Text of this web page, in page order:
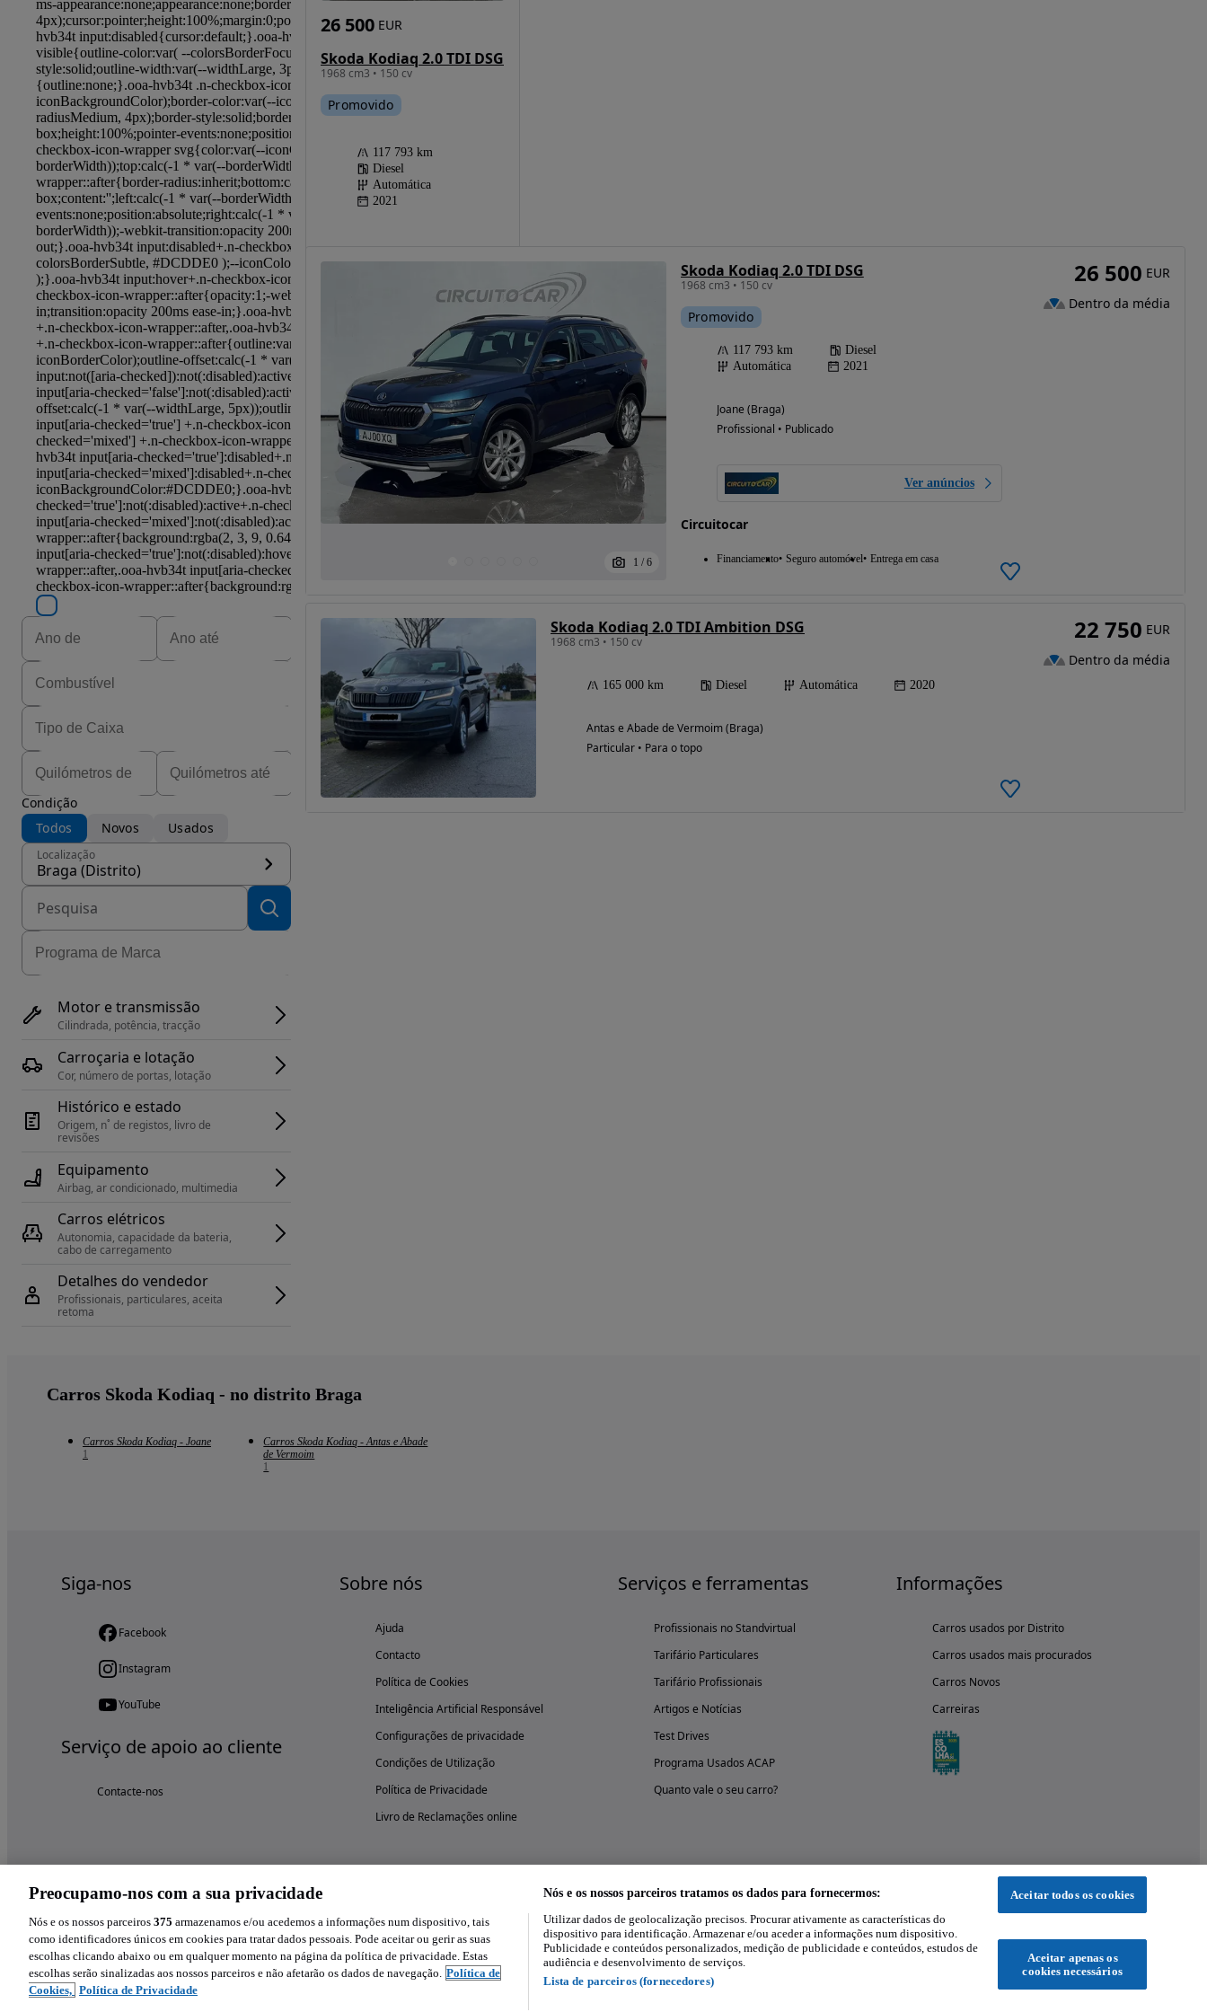
Possibilidade de
financiamento
Condição
Todos
Novos Usados
Localização
Braga (Distrito)
Motor e transmissão
Cilindrada, potência, tracção
Carroçaria e lotação
Cor, número de portas, lotação
Histórico e estado
Origem, n˚ de registos, livro de
revisões
Equipamento
Airbag, ar condicionado, multimedia
Carros elétricos
Autonomia, capacidade da bateria,
cabo de carregamento
Detalhes do vendedor
Profissionais, particulares, aceita
retoma
Skoda Kodiaq 2.0 TDI DSG
1968 cm3 • 150 cv
26 500 EUR
Promovido
117 793 km
Diesel
Automática
2021
1 / 6
Skoda Kodiaq 2.0 TDI DSG
1968 cm3 • 150 cv
Promovido
117 793 km
Diesel
Automática
2021
Joane (Braga)
Profissional • Publicado
Ver anúncios
Circuitocar
Financiamento Seguro automóvel Entrega em casa
26 500 EUR
Dentro da média
Skoda Kodiaq 2.0 TDI Ambition DSG
1968 cm3 • 150 cv
165 000 km Diesel Automática 2020
Antas e Abade de Vermoim (Braga)
Particular • Para o topo
22 750 EUR
Dentro da média
Carros Skoda Kodiaq - no distrito Braga
Carros Skoda Kodiaq - Joane
1
Carros Skoda Kodiaq - Antas e Abade
de Vermoim
1
Siga-nos
Facebook
Instagram
YouTube
Serviço de apoio ao cliente
Contacte-nos
Sobre nós
Ajuda
Contacto
Política de Cookies
Inteligência Artificial Responsável
Configurações de privacidade
Condições de Utilização
Política de Privacidade
Livro de Reclamações online
Serviços e ferramentas
Profissionais no Standvirtual
Tarifário Particulares
Tarifário Profissionais
Artigos e Notícias
Test Drives
Programa Usados ACAP
Quanto vale o seu carro?
Informações
Carros usados por Distrito
Carros usados mais procurados
Carros Novos
Carreiras
Experimenta a aplicação
Preocupamo-nos com a sua privacidade
Nós e os nossos parceiros 375 armazenamos e/ou acedemos a informações num dispositivo, tais
como identificadores únicos em cookies para tratar dados pessoais. Pode aceitar ou gerir as suas
escolhas clicando abaixo ou em qualquer momento na página da política de privacidade. Estas
escolhas serão sinalizadas aos nossos parceiros e não afetarão os dados de navegação. Política de
Cookies, Política de Privacidade
Nós e os nossos parceiros tratamos os dados para fornecermos:
Utilizar dados de geolocalização precisos. Procurar ativamente as características do
dispositivo para identificação. Armazenar e/ou aceder a informações num dispositivo.
Publicidade e conteúdos personalizados, medição de publicidade e conteúdos, estudos de
audiência e desenvolvimento de serviços.
Lista de parceiros (fornecedores)
Aceitar todos os cookies
Aceitar apenas os
cookies necessários